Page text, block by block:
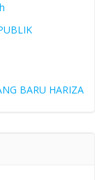
BARU HARIZA